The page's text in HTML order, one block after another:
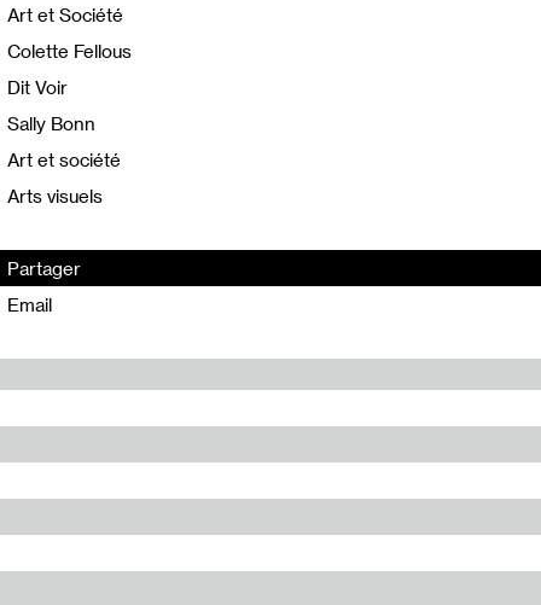
Art et Société
Colette Fellous
Dit Voir
Sally Bonn
Art et société
Arts visuels
Partager
Email